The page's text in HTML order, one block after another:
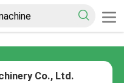
Co., Ltd.